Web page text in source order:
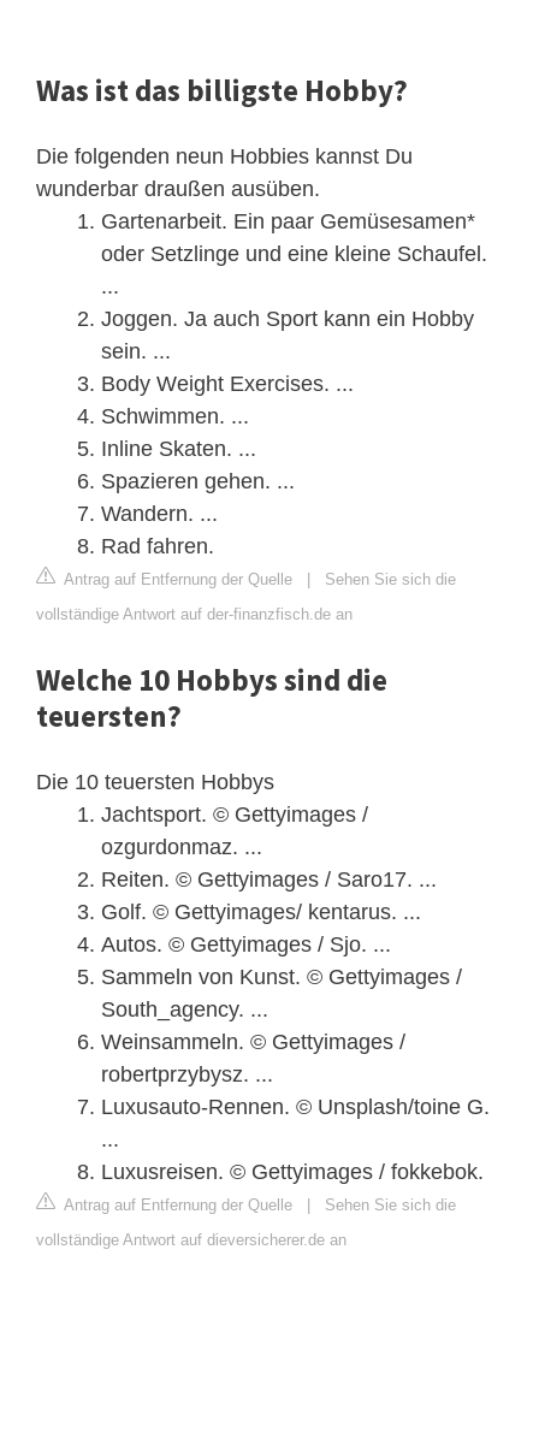
Was ist das billigste Hobby?
Die folgenden neun Hobbies kannst Du
wunderbar draußen ausüben.
Gartenarbeit. Ein paar Gemüsesamen*
oder Setzlinge und eine kleine Schaufel.
...
Joggen. Ja auch Sport kann ein Hobby
sein. ...
Body Weight Exercises. ...
Schwimmen. ...
Inline Skaten. ...
Spazieren gehen. ...
Wandern. ...
Rad fahren.
Antrag auf Entfernung der Quelle
Sehen Sie sich die
vollständige Antwort auf der-finanzfisch.de an
Welche 10 Hobbys sind die
teuersten?
Die 10 teuersten Hobbys
Jachtsport. © Gettyimages /
ozgurdonmaz. ...
Reiten. © Gettyimages / Saro17. ...
Golf. © Gettyimages/ kentarus. ...
Autos. © Gettyimages / Sjo. ...
Sammeln von Kunst. © Gettyimages /
South_agency. ...
Weinsammeln. © Gettyimages /
robertprzybysz. ...
Luxusauto-Rennen. © Unsplash/toine G.
...
Luxusreisen. © Gettyimages / fokkebok.
Antrag auf Entfernung der Quelle
Sehen Sie sich die
vollständige Antwort auf dieversicherer.de an